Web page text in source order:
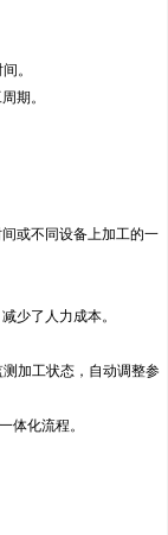
。
期。
或不同设备上加工的一
少了人力成本。
加工状态，自动调整参
体化流程。